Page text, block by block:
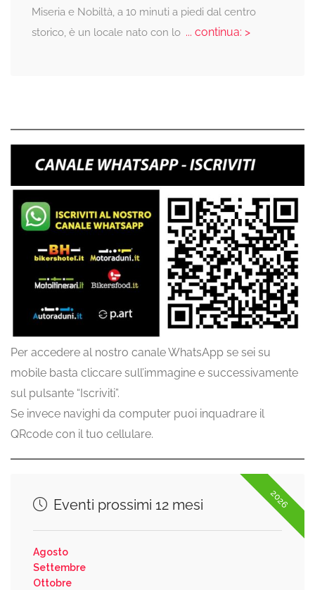
Miseria e Nobiltà, a 10 minuti a piedi dal centro
storico, è un locale nato con lo... continua: >
Per accedere al nostro canale WhatsApp se sei su
mobile basta cliccare sull’immagine e successivamente
sul pulsante “Iscriviti”.
Se invece navighi da computer puoi inquadrare il
QRcode con il tuo cellulare.
2026
Eventi prossimi 12 mesi
Agosto
Settembre
Ottobre